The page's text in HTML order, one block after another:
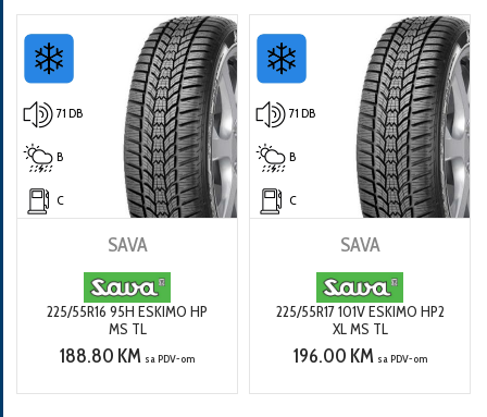
71 DB
B
C
SAVA
225/55R16 95H ESKIMO HP
MS TL
188.80 KM sa PDV-om
71 DB
B
C
SAVA
225/55R17 101V ESKIMO HP2
XL MS TL
196.00 KM sa PDV-om